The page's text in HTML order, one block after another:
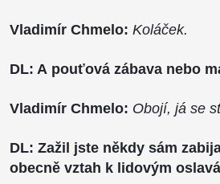
Vladimír Chmelo: Koláček.
DL: A pouťová zábava nebo
Vladimír Chmelo: Obojí, já se
DL: Zažil jste někdy sám
obecně vztah k lidovým